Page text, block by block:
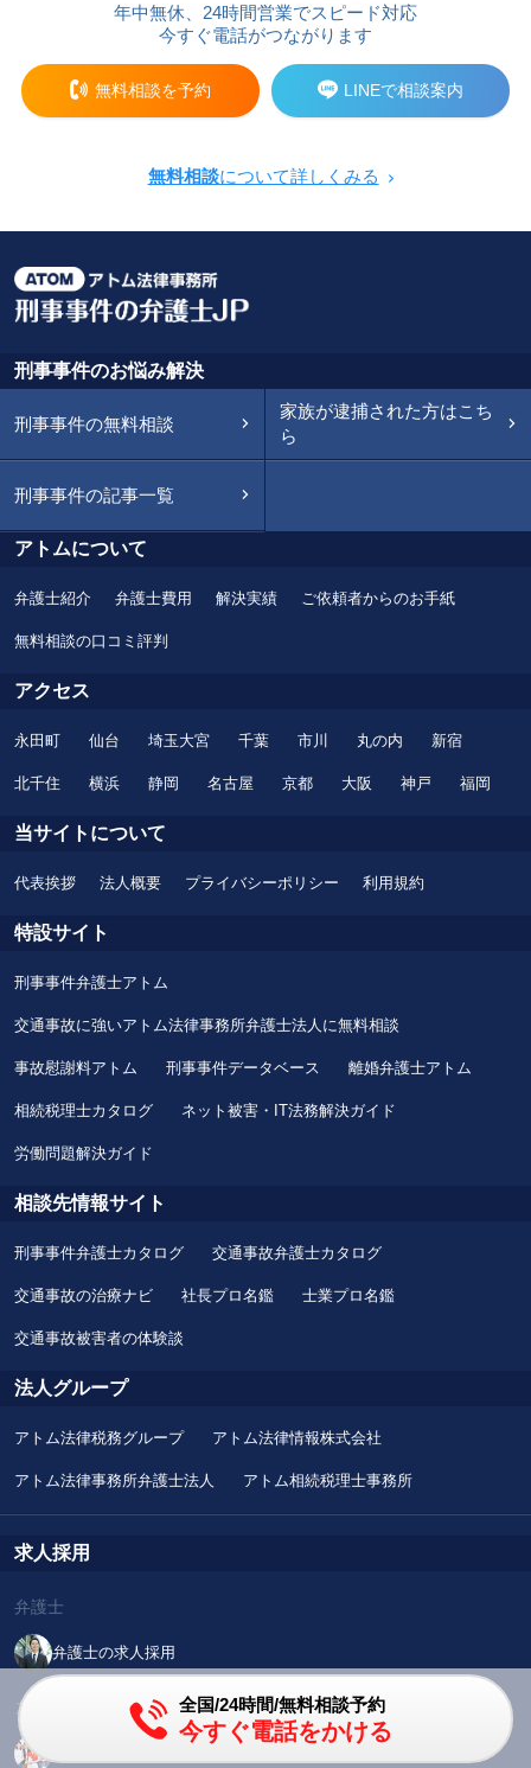
年中無休、24時間営業でスピード対応
今すぐ電話がつながります
無料相談を予約 LINEで相談案内
無料相談について詳しくみる
刑事事件のお悩み解決
刑事事件の無料相談
家族が逮捕された方はこち
ら
刑事事件の記事一覧
アトムについて
弁護士紹介 弁護士費用 解決実績 ご依頼者からのお手紙
無料相談の口コミ評判
アクセス
永田町 仙台 埼玉大宮 千葉 市川 丸の内 新宿
北千住 横浜 静岡 名古屋 京都 大阪 神戸 福岡
当サイトについて
代表挨拶 法人概要 プライバシーポリシー 利用規約
特設サイト
刑事事件弁護士アトム
交通事故に強いアトム法律事務所弁護士法人に無料相談
事故慰謝料アトム 刑事事件データベース 離婚弁護士アトム
相続税理士カタログ ネット被害・IT法務解決ガイド
労働問題解決ガイド
相談先情報サイト
刑事事件弁護士カタログ 交通事故弁護士カタログ
交通事故の治療ナビ 社長プロ名鑑 士業プロ名鑑
交通事故被害者の体験談
法人グループ
アトム法律税務グループ アトム法律情報株式会社
アトム法律事務所弁護士法人 アトム相続税理士事務所
求人採用
弁護士
弁護士の求人採用
スタッフ 全国/24時間/無料相談予約
今すぐ電話をかける